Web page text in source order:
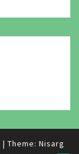
| Theme: Nisarg